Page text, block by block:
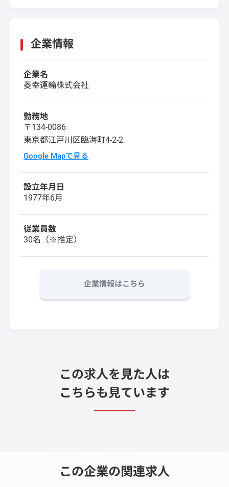
企業情報
企業名
菱幸運輸株式会社
勤務地
〒134-0086
東京都江戸川区臨海町4-2-2
Google Mapで見る
設立年月日
1977年6月
従業員数
30名（※推定）
企業情報はこちら
この求人を見た人は
こちらも見ています
この企業の関連求人